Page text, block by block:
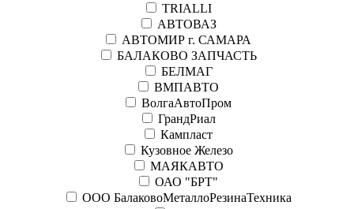
TRIALLI
АВТОВАЗ
АВТОМИР г. САМАРА
БАЛАКОВО ЗАПЧАСТЬ
БЕЛМАГ
ВМПАВТО
ВолгаАвтоПром
ГрандРиал
Кампласт
Кузовное Железо
МАЯКАВТО
ОАО "БРТ"
ООО БалаковоМеталлоРезинаТехника